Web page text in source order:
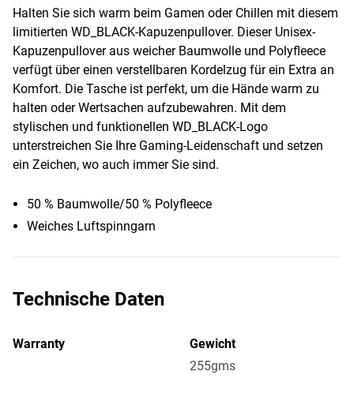
Halten Sie sich warm beim Gamen oder Chillen mit diesem
limitierten WD_BLACK-Kapuzenpullover. Dieser Unisex-
Kapuzenpullover aus weicher Baumwolle und Polyfleece
verfügt über einen verstellbaren Kordelzug für ein Extra an
Komfort. Die Tasche ist perfekt, um die Hände warm zu
halten oder Wertsachen aufzubewahren. Mit dem
stylischen und funktionellen WD_BLACK-Logo
unterstreichen Sie Ihre Gaming-Leidenschaft und setzen
ein Zeichen, wo auch immer Sie sind.
50 % Baumwolle/50 % Polyfleece
Weiches Luftspinngarn
Technische Daten
Warranty
Gewicht
255gms